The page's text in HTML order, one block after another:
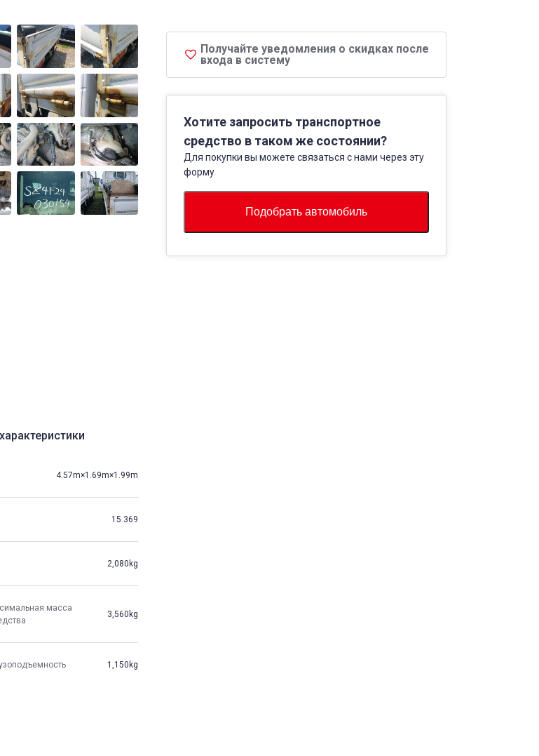
Получайте уведомления о скидках после
входа в систему
Хотите запросить транспортное
средство в таком же состоянии?
Для покупки вы можете связаться с нами через эту
форму
Подобрать автомобиль
4.57m×1.69m×1.99m
15.369
2,080kg
масса
3,560kg
1,150kg